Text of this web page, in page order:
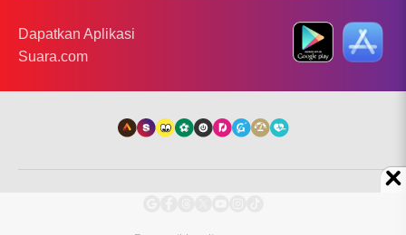
Dapatkan Aplikasi
Suara.com